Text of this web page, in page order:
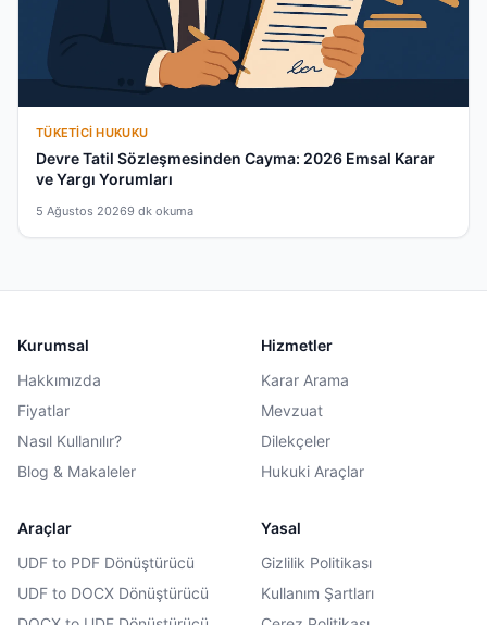
TÜKETICI HUKUKU
Devre Tatil Sözleşmesinden Cayma: 2026 Emsal Karar
ve Yargı Yorumları
5 Ağustos 20269 dk okuma
Kurumsal
Hakkımızda
Fiyatlar
Nasıl Kullanılır?
Blog & Makaleler
Hizmetler
Karar Arama
Mevzuat
Dilekçeler
Hukuki Araçlar
Araçlar
UDF to PDF Dönüştürücü
UDF to DOCX Dönüştürücü
Yasal
Gizlilik Politikası
Kullanım Şartları